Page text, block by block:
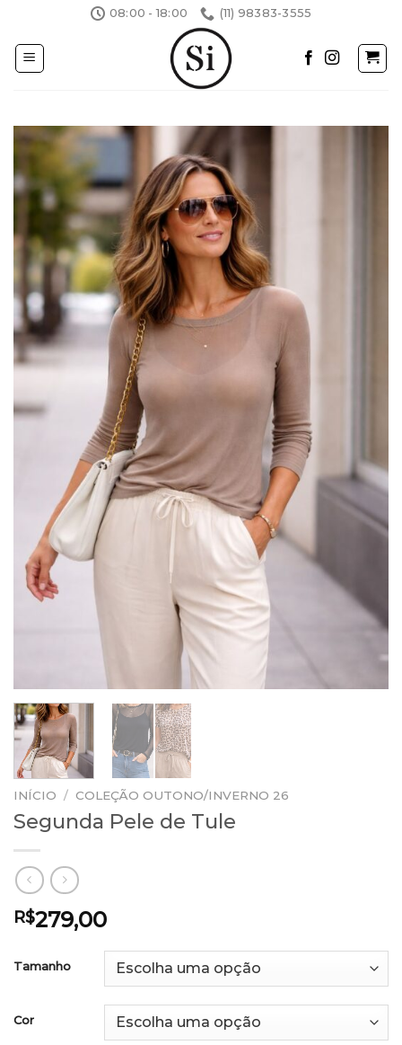
content
08:00 - 18:00 (11) 98383-3555
INÍCIO / COLEÇÃO OUTONO/INVERNO 26
Segunda Pele de Tule
R$279,00
Tamanho
Cor